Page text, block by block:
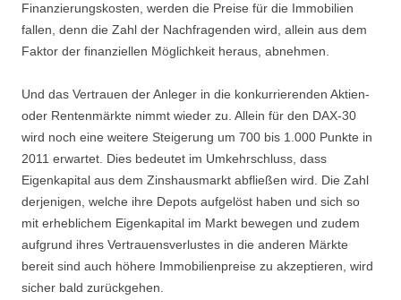
Finanzierungskosten, werden die Preise für die Immobilien
fallen, denn die Zahl der Nachfragenden wird, allein aus dem
Faktor der finanziellen Möglichkeit heraus, abnehmen.
Und das Vertrauen der Anleger in die konkurrierenden Aktien-
oder Rentenmärkte nimmt wieder zu. Allein für den DAX-30
wird noch eine weitere Steigerung um 700 bis 1.000 Punkte in
2011 erwartet. Dies bedeutet im Umkehrschluss, dass
Eigenkapital aus dem Zinshausmarkt abfließen wird. Die Zahl
derjenigen, welche ihre Depots aufgelöst haben und sich so
mit erheblichem Eigenkapital im Markt bewegen und zudem
aufgrund ihres Vertrauensverlustes in die anderen Märkte
bereit sind auch höhere Immobilienpreise zu akzeptieren, wird
sicher bald zurückgehen.